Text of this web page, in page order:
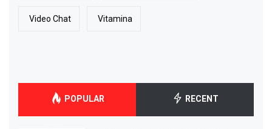
Video Chat Vitamina
POPULAR RECENT